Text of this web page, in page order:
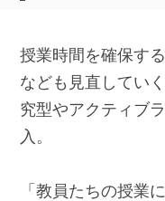
授業時間を確保す
なども見直してい
究型やアクティブ
入。
「教員たちの授業